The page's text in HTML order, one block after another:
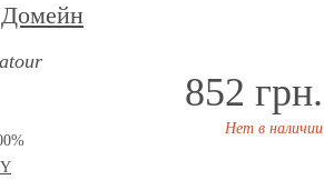
852 грн.
Нет в наличии